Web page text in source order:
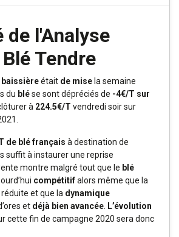
de l'Analyse
Tendre
était de mise la semaine
du blése sont dépréciés de -4€/T sur
à 224.5€/T vendredi soir sur
de blé français à destination de
suffit à instaurer une reprise
montre malgré tout que le blé
compétitifalors même que la
et que la dynamique
et déjà bien avancée L’évolution
cette fin de campagne 2020 sera donc